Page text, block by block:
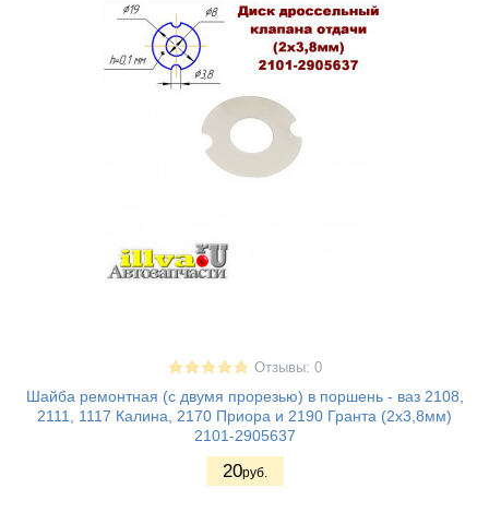
Отзывы: 0
Шайба ремонтная (с двумя прорезью) в поршень - ваз 2108,
2111, 1117 Калина, 2170 Приора и 2190 Гранта (2х3,8мм)
2101-2905637
20руб.